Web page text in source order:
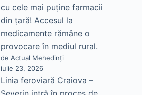
cu cele mai puține farmacii
din țară! Accesul la
medicamente rămâne o
provocare în mediul rural.
de Actual Mehedinți
iulie 23, 2026
Linia feroviară Craiova –